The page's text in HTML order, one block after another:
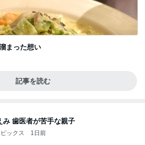
まった想い
記事を読む
み 歯医者が苦手な親子
ックス 1日前